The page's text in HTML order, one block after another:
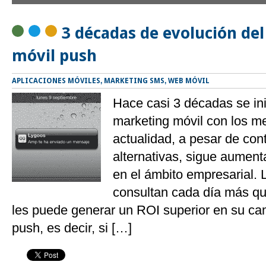
3 décadas de evolución
móvil push
APLICACIONES MÓVILES, MARKETING SMS, WEB MÓVIL
Hace casi 3 décadas se
marketing móvil con los
actualidad, a pesar de
alternativas, sigue
en el ámbito empresarial.
consultan cada día más
les puede generar un ROI superior en su
push, es decir, si […]